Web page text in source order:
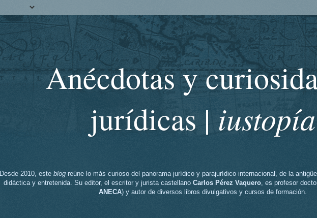
Anécdotas y
jurídicas | iustopía
Desde 2010, este blog reúne lo más curioso del panorama jurídico y parajurídico internacional, de la
didáctica y entretenida. Su editor, el escritor y jurista castellano Carlos Pérez Vaquero, es profesor
ANECA) y autor de diversos libros divulgativos y cursos de formación.